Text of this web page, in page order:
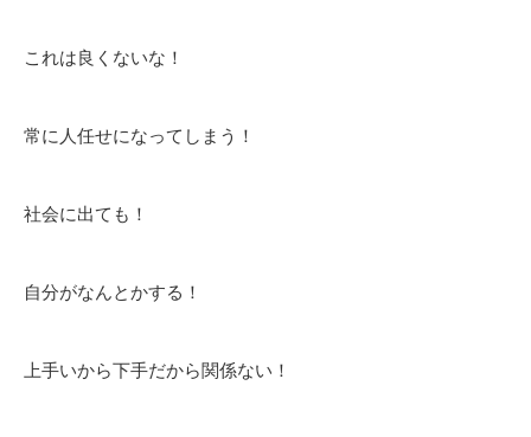
これは良くないな！
常に人任せになってしまう！
社会に出ても！
自分がなんとかする！
上手いから下手だから関係ない！